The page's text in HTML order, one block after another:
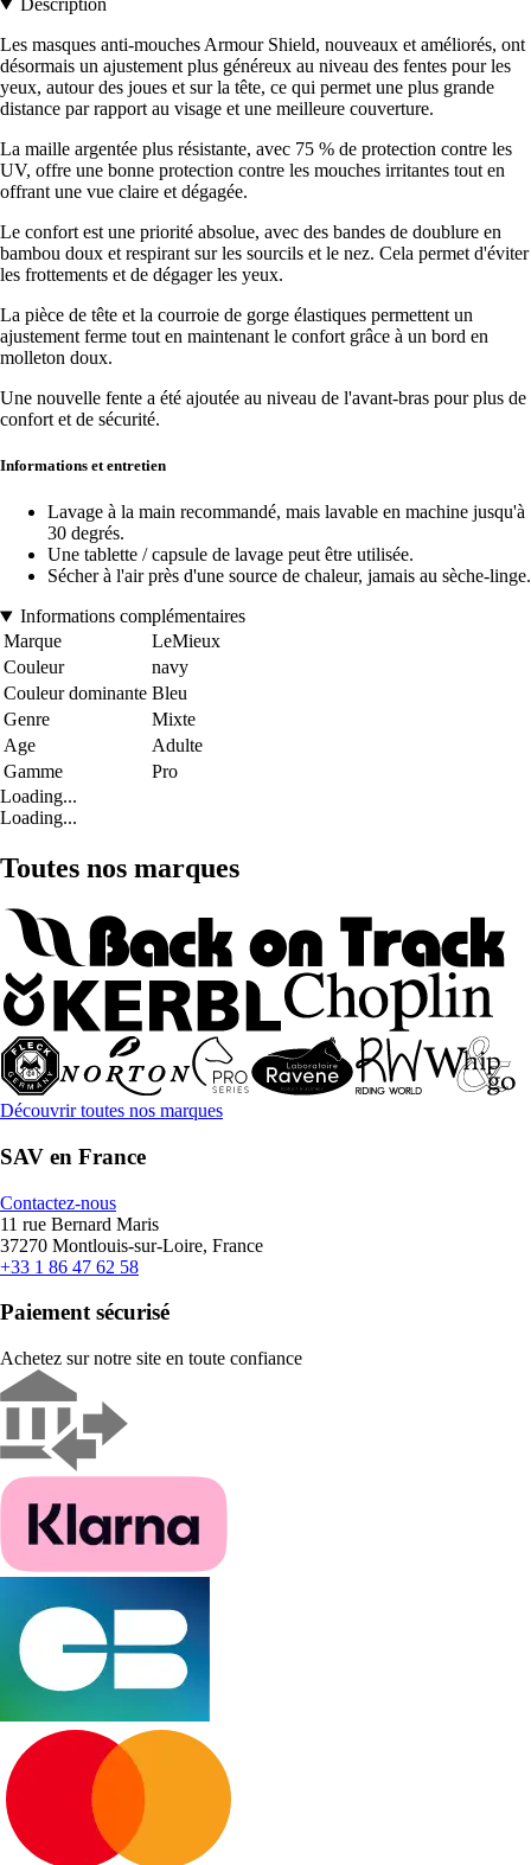
Description
Les masques anti-mouches Armour Shield, nouveaux et améliorés, ont
désormais un ajustement plus généreux au niveau des fentes pour les
yeux, autour des joues et sur la tête, ce qui permet une plus grande
distance par rapport au visage et une meilleure couverture.
La maille argentée plus résistante, avec 75 % de protection contre les
UV, offre une bonne protection contre les mouches irritantes tout en
offrant une vue claire et dégagée.
Le confort est une priorité absolue, avec des bandes de doublure en
bambou doux et respirant sur les sourcils et le nez. Cela permet d'éviter
les frottements et de dégager les yeux.
La pièce de tête et la courroie de gorge élastiques permettent un
ajustement ferme tout en maintenant le confort grâce à un bord en
molleton doux.
Une nouvelle fente a été ajoutée au niveau de l'avant-bras pour plus de
confort et de sécurité.
Informations et entretien
Lavage à la main recommandé, mais lavable en machine jusqu'à
30 degrés.
Une tablette / capsule de lavage peut être utilisée.
Sécher à l'air près d'une source de chaleur, jamais au sèche-linge.
Informations complémentaires
Marque
LeMieux
Couleur
navy
Couleur dominante Bleu
Genre
Mixte
Age
Adulte
Gamme
Pro
Loading...
Loading...
Toutes nos marques
Découvrir toutes nos marques
SAV en France
Contactez-nous
11 rue Bernard Maris
37270 Montlouis-sur-Loire, France
+33 1 86 47 62 58
Paiement sécurisé
Achetez sur notre site en toute confiance